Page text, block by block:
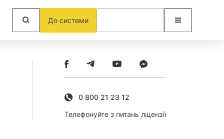
До системи
0 800 21 23 12
Телефонуйте з питань ліцензії